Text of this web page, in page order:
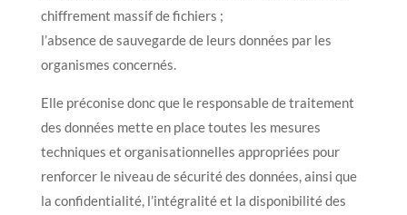
chiffrement massif de fichiers ;
l’absence de sauvegarde de leurs données par les
organismes concernés.
Elle préconise donc que le responsable de traitement
des données mette en place toutes les mesures
techniques et organisationnelles appropriées pour
renforcer le niveau de sécurité des données, ainsi que
la confidentialité, l’intégralité et la disponibilité des